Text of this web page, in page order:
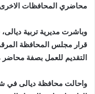
محاضري المحافظات
التقديم للعمل بصفة
واحالت محافظة ديالى في